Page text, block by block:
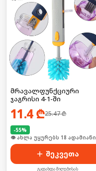
მრავალფუნქციური
ჯაგრისი 4-1-ში
11.4₾25.47₾
-55%
🛒 ბოლო 24სთ-ში იყიდა 29-მა
შეკვეთა
გადახდა მიღებისას